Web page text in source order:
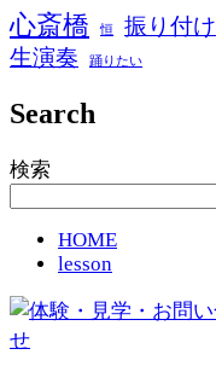
心斎橋 恒 振り付け
生演奏
踊りたい
Search
検索
HOME
lesson